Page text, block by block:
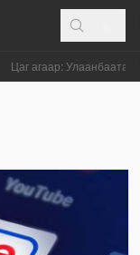
Цаг агаар: Улаанбаатар